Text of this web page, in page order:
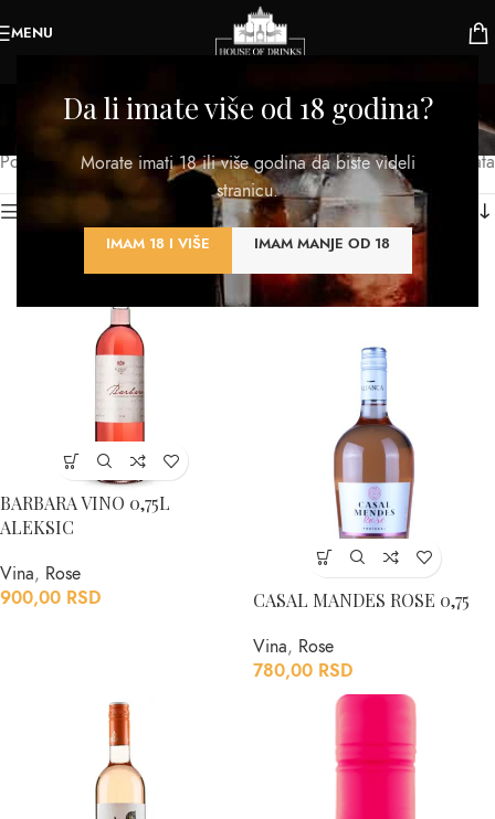
Da li imate više od 18 godina?
Morate imati 18 ili više godina da biste videli
stranicu.
IMAM 18 I VIŠE IMAM MANJE OD 18
MENU
Rose
Početna
Proizvod TIP/Rose
Prikazano je svih 5 rezultata
Kategorije proizvoda
BARBARA VINO 0,75L
ALEKSIC
Vina, Rose
900,00 RSD CASAL MANDES ROSE 0,75
Vina, Rose
780,00 RSD